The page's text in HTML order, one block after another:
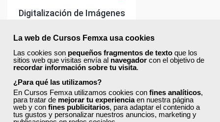
La web de Cursos Femxa usa cookies
Las cookies son pequeños fragmentos de texto que los
sitios web que visitas envía al navegador con el objetivo de
recordar información sobre tu visita.
¿Para qué las utilizamos?
En Cursos Femxa utilizamos cookies con fines analíticos,
para tratar de mejorar tu experienciaen nuestra página
web y con fines publicitarios, para adaptar el contenido a
tus gustos y personalizar nuestros anuncios, marketing y